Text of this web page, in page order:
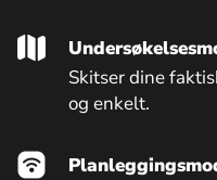
Skitser dine
og enkelt.